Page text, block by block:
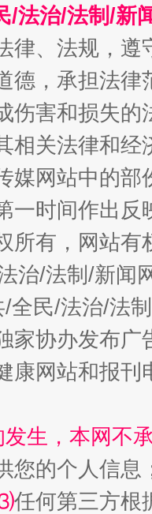
从
酒驾
/法治/法制/新
律、法规，
德，承担法
伤害和损失
相关法律和
媒网站中的
一时间作出
所有，网站
治/法制/新闻
全民/法治/法
家协办发布
康网站和报
发生，本网不
您的个人信息
任何第三方根